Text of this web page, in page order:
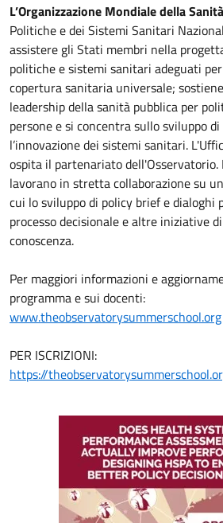
L’Organizzazione Mondiale della Sanità
Politiche e dei Sistemi Sanitari
assistere gli Stati membri nella
politiche e sistemi sanitari adeguati
copertura sanitaria universale;
leadership della sanità pubblica per
persone e si concentra sullo sviluppo
l’innovazione dei sistemi sanitari.
ospita il partenariato dell'Osservatorio.
lavorano in stretta collaborazione su
cui lo sviluppo di policy brief e dialoghi
processo decisionale e altre iniziative
conoscenza.
Per maggiori informazioni e
programma e sui docenti:
www.theobservatorysummerschool.org
PER ISCRIZIONI:
https://